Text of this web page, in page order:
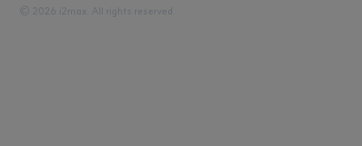
© 2026 i2max. All rights reserved.